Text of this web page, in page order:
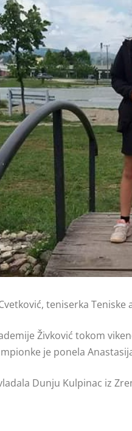
teniserka
Živković tokom
je ponela
Dunju Kulpinac iz